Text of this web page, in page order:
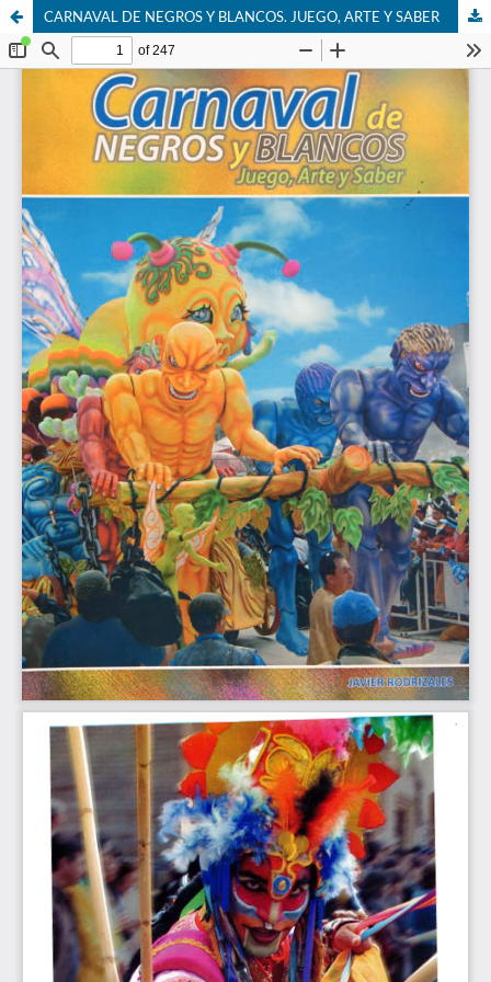
CARNAVAL DE NEGROS Y BLANCOS. JUEGO, ARTE Y SABER